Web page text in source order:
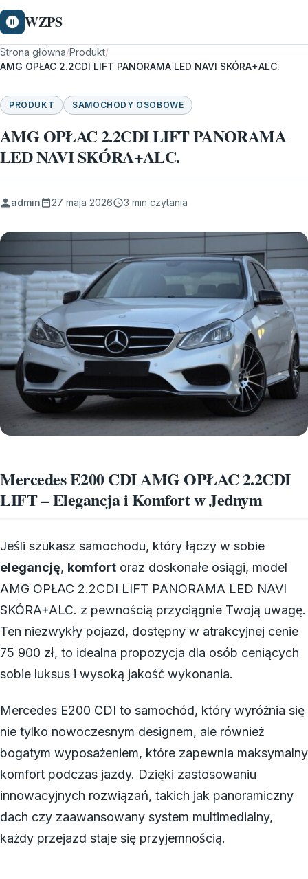
WZPS
Strona główna/Produkt/
AMG OPŁAC 2.2CDI LIFT PANORAMA LED NAVI SKÓRA+ALC.
PRODUKT SAMOCHODY OSOBOWE
AMG OPŁAC 2.2CDI LIFT PANORAMA
LED NAVI SKÓRA+ALC.
admin 27 maja 2026 3 min czytania
Mercedes E200 CDI AMG OPŁAC 2.2CDI
LIFT – Elegancja i Komfort w Jednym
Jeśli szukasz samochodu, który łączy w sobie
elegancję, komfort oraz doskonałe osiągi, model
AMG OPŁAC 2.2CDI LIFT PANORAMA LED NAVI
SKÓRA+ALC. z pewnością przyciągnie Twoją uwagę.
Ten niezwykły pojazd, dostępny w atrakcyjnej cenie
75 900 zł, to idealna propozycja dla osób ceniących
sobie luksus i wysoką jakość wykonania.
Mercedes E200 CDI to samochód, który wyróżnia się
nie tylko nowoczesnym designem, ale również
bogatym wyposażeniem, które zapewnia maksymalny
komfort podczas jazdy. Dzięki zastosowaniu
innowacyjnych rozwiązań, takich jak panoramiczny
dach czy zaawansowany system multimedialny,
każdy przejazd staje się przyjemnością.